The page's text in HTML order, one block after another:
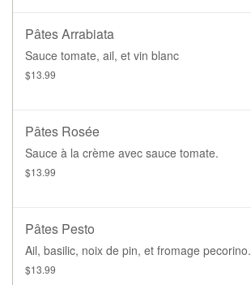
Pâtes Arrabiata
Sauce tomate, ail, et vin blanc
$13.99
Pâtes Rosée
Sauce à la crème avec sauce tomate.
$13.99
Pâtes Pesto
Ail, basilic, noix de pin, et fromage pecorino.
$13.99